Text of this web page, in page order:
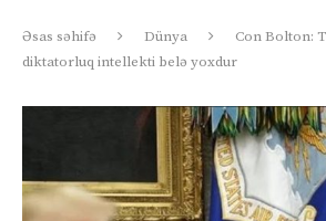
Əsas səhifə Dünya
Con Bolton:
diktatorluq intellekti belə yoxdur